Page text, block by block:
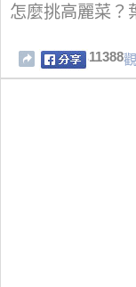
怎麼挑高麗菜？
11388